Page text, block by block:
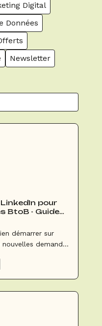
Digital
Données
Newsletter
pour
BtoB - Guide
démarrer sur
demandes